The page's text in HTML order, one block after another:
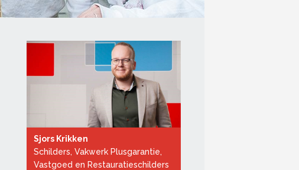
Sjors Krikken
Schilders, Vakwerk Plusgarantie,
Vastgoed en Restauratieschilders